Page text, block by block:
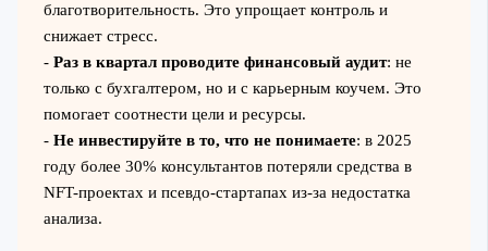
благотворительность. Это упрощает контроль и
снижает стресс.
- Раз в квартал проводите финансовый аудит: не
только с бухгалтером, но и с карьерным коучем. Это
помогает соотнести цели и ресурсы.
- Не инвестируйте в то, что не понимаете: в 2025
году более 30% консультантов потеряли средства в
NFT-проектах и псевдо-стартапах из-за недостатка
анализа.